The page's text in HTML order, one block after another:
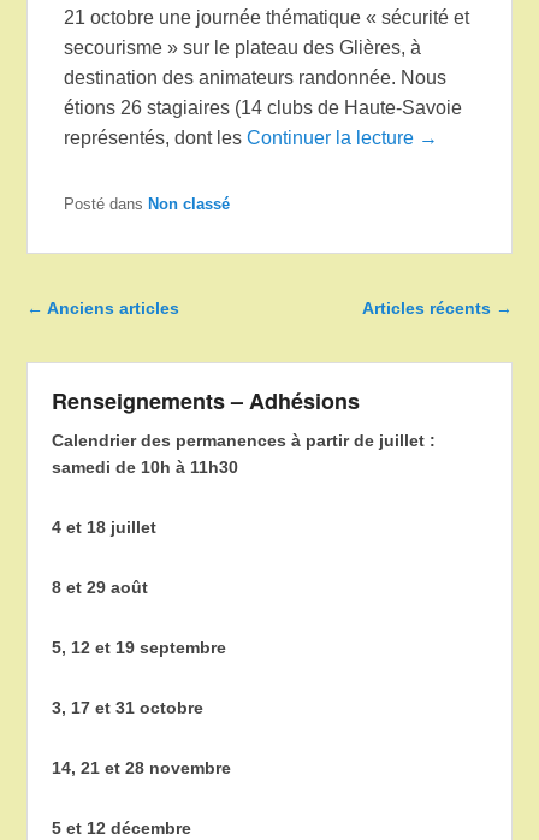
21 octobre une journée thématique « sécurité et
secourisme » sur le plateau des Glières, à
destination des animateurs randonnée. Nous
étions 26 stagiaires (14 clubs de Haute-Savoie
représentés, dont lesContinuer la lecture →
Posté dans Non classé
Navigation dans les articles
← Anciens articles Articles récents →
Renseignements – Adhésions
Calendrier des permanences à partir de juillet :
samedi de 10h à 11h30
4 et 18 juillet
8 et 29 août
5, 12 et 19 septembre
3, 17 et 31 octobre
14, 21 et 28 novembre
5 et 12 décembre